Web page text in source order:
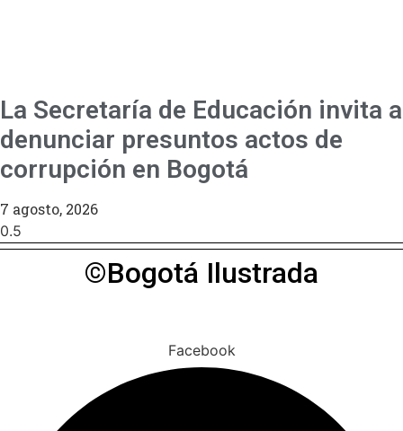
La Secretaría de Educación invita a
denunciar presuntos actos de
corrupción en Bogotá
7 agosto, 2026
©Bogotá Ilustrada
Facebook